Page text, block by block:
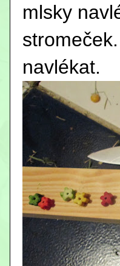
mlsky
navlékat.